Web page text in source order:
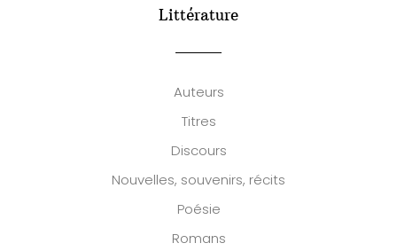
Littérature
Auteurs
Titres
Discours
Nouvelles, souvenirs, récits
Poésie
Romans